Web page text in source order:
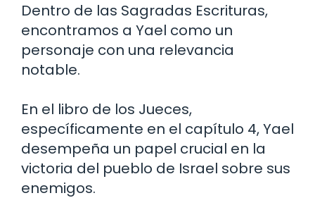
Dentro de las Sagradas Escrituras,
encontramos a Yael como un
personaje con una relevancia
notable.
En el libro de los Jueces,
específicamente en el capítulo 4, Yael
desempeña un papel crucial en la
victoria del pueblo de Israel sobre sus
enemigos.